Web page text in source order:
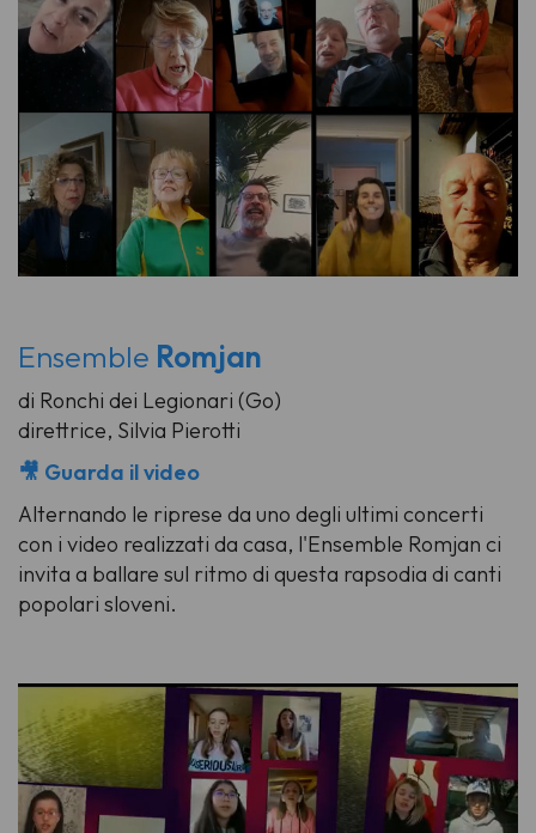
Ensemble Romjan
di Ronchi dei Legionari (Go)
direttrice, Silvia Pierotti
🎥 Guarda il video
Alternando le riprese da uno degli ultimi concerti
con i video realizzati da casa, l'Ensemble Romjan ci
invita a ballare sul ritmo di questa rapsodia di canti
popolari sloveni.